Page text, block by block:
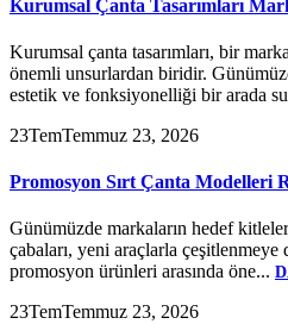
Kurumsal Çanta Tasarımları
Kurumsal çanta tasarımları, bir
önemli unsurlardan biridir.
estetik ve fonksiyonelliği bir arada
23TemTemmuz 23, 2026
Promosyon Sırt Çanta Modelleri
Günümüzde markaların hedef
çabaları, yeni araçlarla
promosyon ürünleri arasında öne...
23TemTemmuz 23, 2026